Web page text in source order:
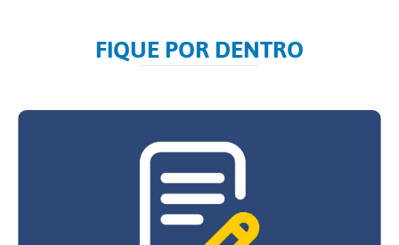
FIQUE POR DENTRO